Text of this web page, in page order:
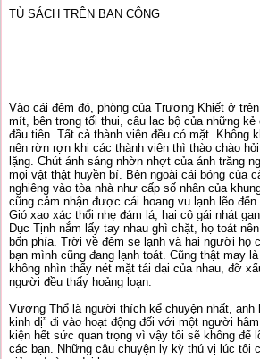
TỦ SÁCH TRÊN BAN CÔNG
Vào cái đêm đó, phòng của Trương Khiết ở
mít, bên trong tối thui, câu lạc bộ của những kẻ
đầu tiên. Tất cả thành viên đều có mặt. Không
nên rờn rợn khi các thành viên thì thào chào
lặng. Chút ánh sáng nhờn nhợt của ánh trăng
mọi vật thật huyền bí. Bên ngoài cái bóng của
nghiêng vào tòa nhà như cấp số nhân của
cũng cảm nhận được cái hoang vu lạnh lẽo
Gió xao xác thổi nhẹ đám lá, hai cô gái nhát
Dục Tịnh nắm lấy tay nhau ghì chặt, họ toát
bốn phía. Trời về đêm se lạnh và hai người họ
bạn mình cũng đang lạnh toát. Cũng thật may
không nhìn thấy nét mặt tái dại của nhau, đỡ
người đều thấy hoảng loạn.
Vương Thổ là người thích kể chuyện nhất, anh
kinh dị” đi vào hoạt động đối với một người
kiện hết sức quan trọng vì vậy tôi sẽ không
các bạn. Những câu chuyện ly kỳ thú vị lúc tôi